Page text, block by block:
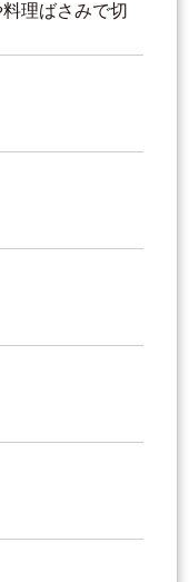
理ばさみで切